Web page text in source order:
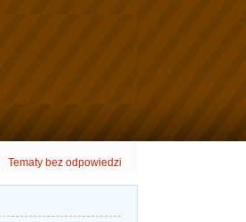
Tematy bez odpowiedzi